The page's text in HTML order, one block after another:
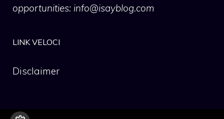
opportunities: info@isayblog.com
LINK VELOCI
Disclaimer